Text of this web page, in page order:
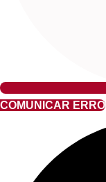
COMUNICAR ERRO